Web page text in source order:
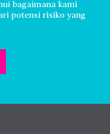
bagaimana kami
potensi risiko yang